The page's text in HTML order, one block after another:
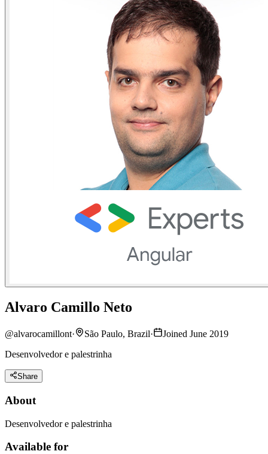
Alvaro Camillo Neto
@alvarocamillont· São Paulo, Brazil·
Joined June 2019
Desenvolvedor e palestrinha
Share
About
Desenvolvedor e palestrinha
Available for